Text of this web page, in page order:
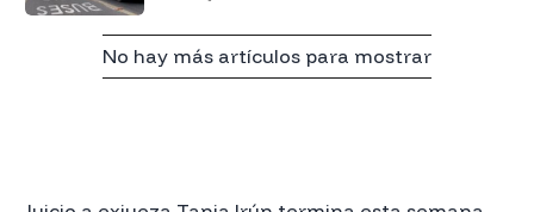
No hay más artículos para mostrar